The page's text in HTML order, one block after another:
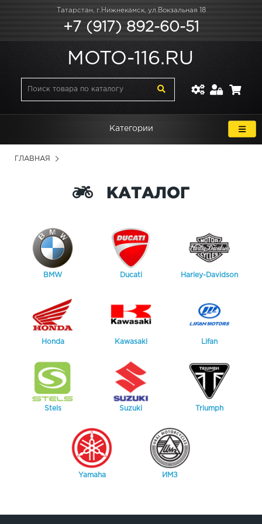
Татарстан, г.Нижнекамск, ул.Вокзальная 18
+7 (917) 892-60-51
MOTO-116.RU
Категории
ГЛАВНАЯ
КАТАЛОГ
BMW Ducati Harley-Davidson
Honda Kawasaki Lifan
Stels Suzuki Triumph
Yamaha ИМЗ